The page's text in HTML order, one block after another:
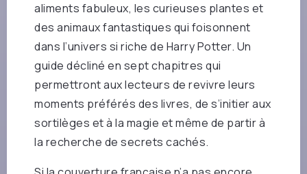
aliments fabuleux, les curieuses plantes et
des animaux fantastiques qui foisonnent
dans l’univers si riche de Harry Potter. Un
guide décliné en sept chapitres qui
permettront aux lecteurs de revivre leurs
moments préférés des livres, de s’initier aux
sortilèges et à la magie et même de partir à
la recherche de secrets cachés.